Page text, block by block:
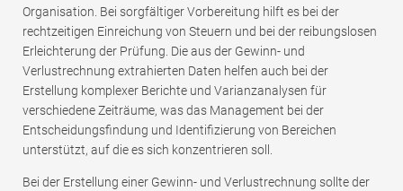
Organisation. Bei sorgfältiger Vorbereitung hilft es bei der
rechtzeitigen Einreichung von Steuern und bei der reibungslosen
Erleichterung der Prüfung. Die aus der Gewinn- und
Verlustrechnung extrahierten Daten helfen auch bei der
Erstellung komplexer Berichte und Varianzanalysen für
verschiedene Zeiträume, was das Management bei der
Entscheidungsfindung und Identifizierung von Bereichen
unterstützt, auf die es sich konzentrieren soll.
Bei der Erstellung einer Gewinn- und Verlustrechnung sollte der